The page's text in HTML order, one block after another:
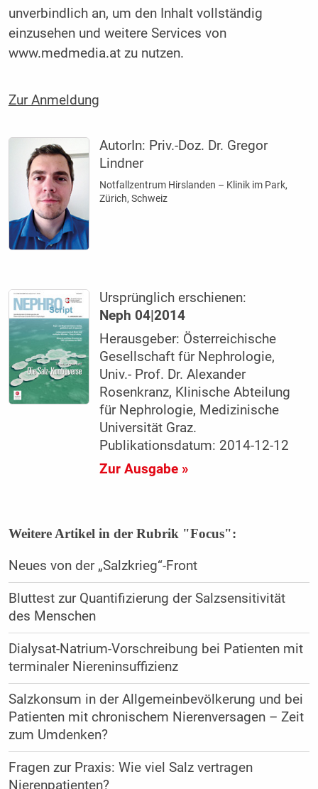
unverbindlich an, um den Inhalt vollständig
einzusehen und weitere Services von
www.medmedia.at zu nutzen.
Zur Anmeldung
AutorIn: Priv.-Doz. Dr. Gregor
Lindner
Notfallzentrum Hirslanden – Klinik im Park,
Zürich, Schweiz
Ursprünglich erschienen:
Neph 04|2014
Herausgeber: Österreichische
Gesellschaft für Nephrologie,
Univ.- Prof. Dr. Alexander
Rosenkranz, Klinische Abteilung
für Nephrologie, Medizinische
Universität Graz.
Publikationsdatum: 2014-12-12
Zur Ausgabe »
Weitere Artikel in der Rubrik "Focus":
Neues von der „Salzkrieg“-Front
Bluttest zur Quantifizierung der ­Salzsensitivität
des Menschen
Dialysat-Natrium-Vorschreibung bei Patienten mit
terminaler Niereninsuffizienz
Salzkonsum in der Allgemeinbevölkerung und bei
Patienten mit chronischem Nierenversagen – Zeit
zum Umdenken?
Fragen zur Praxis: Wie viel Salz vertragen
Nierenpatienten?